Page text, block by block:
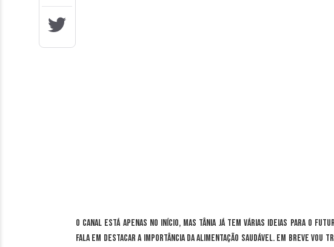
O canal está apenas no início, mas Tânia já tem várias ideias para o
fala em destacar a importância da alimentação saudável. Em breve vou